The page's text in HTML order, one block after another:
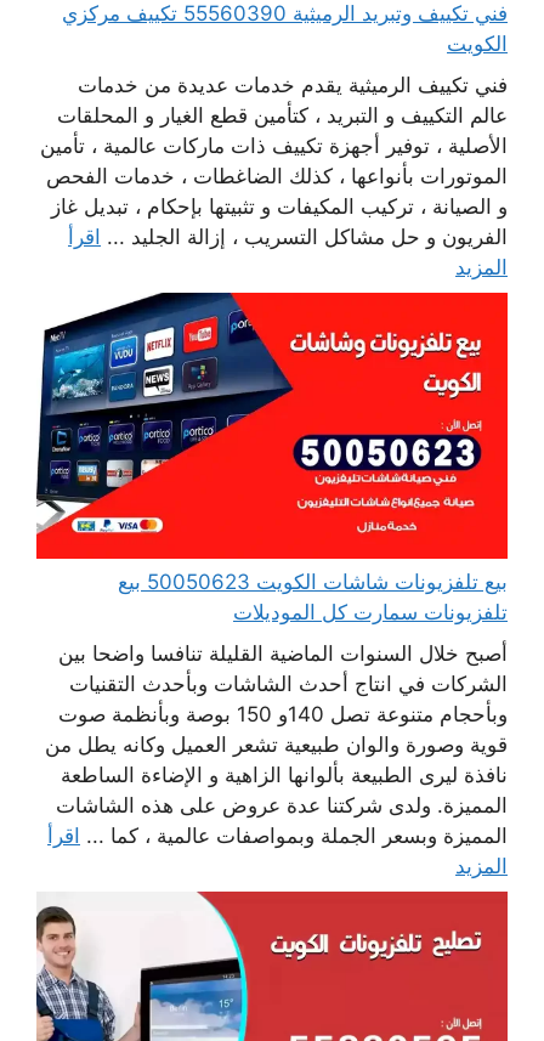
فني تكييف وتبريد الرميثية 55560390 تكييف مركزي
الكويت
فني تكييف الرميثية يقدم خدمات عديدة من خدمات
عالم التكييف و التبريد ، كتأمين قطع الغيار و المحلقات
الأصلية ، توفير أجهزة تكييف ذات ماركات عالمية ، تأمين
الموتورات بأنواعها ، كذلك الضاغطات ، خدمات الفحص
و الصيانة ، تركيب المكيفات و تثبيتها بإحكام ، تبديل غاز
الفريون و حل مشاكل التسريب ، إزالة الجليد ... اقرأ
المزيد
بيع تلفزيونات شاشات الكويت 50050623 بيع
تلفزيونات سمارت كل الموديلات
أصبح خلال السنوات الماضية القليلة تنافسا واضحا بين
الشركات في انتاج أحدث الشاشات وبأحدث التقنيات
وبأحجام متنوعة تصل 140و 150 بوصة وبأنظمة صوت
قوية وصورة والوان طبيعية تشعر العميل وكانه يطل من
نافذة ليرى الطبيعة بألوانها الزاهية و الإضاءة الساطعة
المميزة. ولدى شركتنا عدة عروض على هذه الشاشات
المميزة وبسعر الجملة وبمواصفات عالمية ، كما ... اقرأ
المزيد